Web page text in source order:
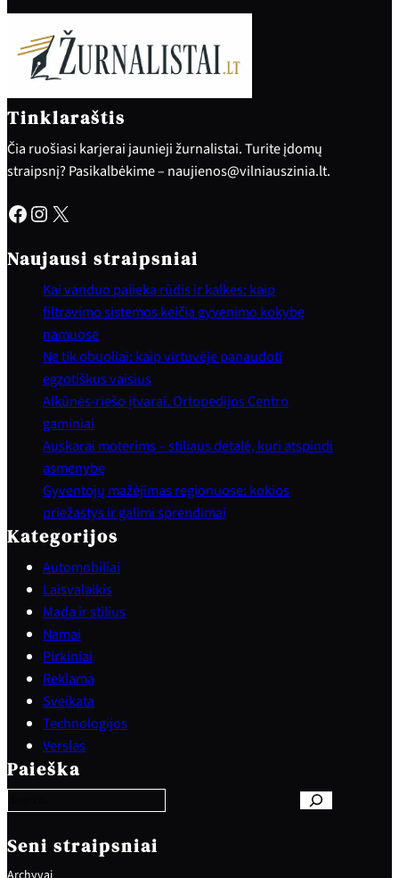
Tinklaraštis
Čia ruošiasi karjerai jaunieji žurnalistai. Turite įdomų
straipsnį? Pasikalbėkime – naujienos@vilniauszinia.lt.
Facebook Instagram X
Naujausi straipsniai
Kai vanduo palieka rūdis ir kalkes: kaip
filtravimo sistemos keičia gyvenimo kokybę
namuose
Ne tik obuoliai: kaip virtuvėje panaudoti
egzotiškus vaisius
Alkūnės-riešo įtvarai. Ortopedijos Centro
gaminiai
Auskarai moterims – stiliaus detalė, kuri atspindi
asmenybę
Gyventojų mažėjimas regionuose: kokios
priežastys ir galimi sprendimai
Kategorijos
Automobiliai
Laisvalaikis
Mada ir stilius
Namai
Pirkiniai
Reklama
Sveikata
Technologijos
Verslas
Paieška
e
a
c
h
Seni straipsniai